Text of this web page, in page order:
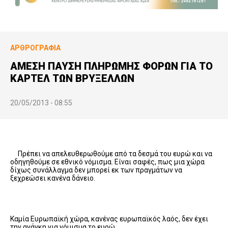
ΑΡΘΡΟΓΡΑΦΊΑ
ΑΜΕΣΗ ΠΑΥΣΗ ΠΛΗΡΩΜHΣ ΦΟΡΩΝ ΓΙΑ ΤΟ
ΚΑΡΤΕΛ ΤΩΝ ΒΡΥΞΕΛΛΩΝ
20/05/2013 - 08:55
Πρέπει να απελευθερωθούμε από τα δεσμά του ευρώ και να
οδηγηθούμε σε εθνικό νόμισμα. Είναι σαφές, πως μια χώρα
δίχως συνάλλαγμα δεν μπορεί εκ των πραγμάτων να
ξεχρεώσει κανένα δάνειο.
Καμία Ευρωπαϊκή χώρα, κανένας ευρωπαϊκός λαός, δεν έχει